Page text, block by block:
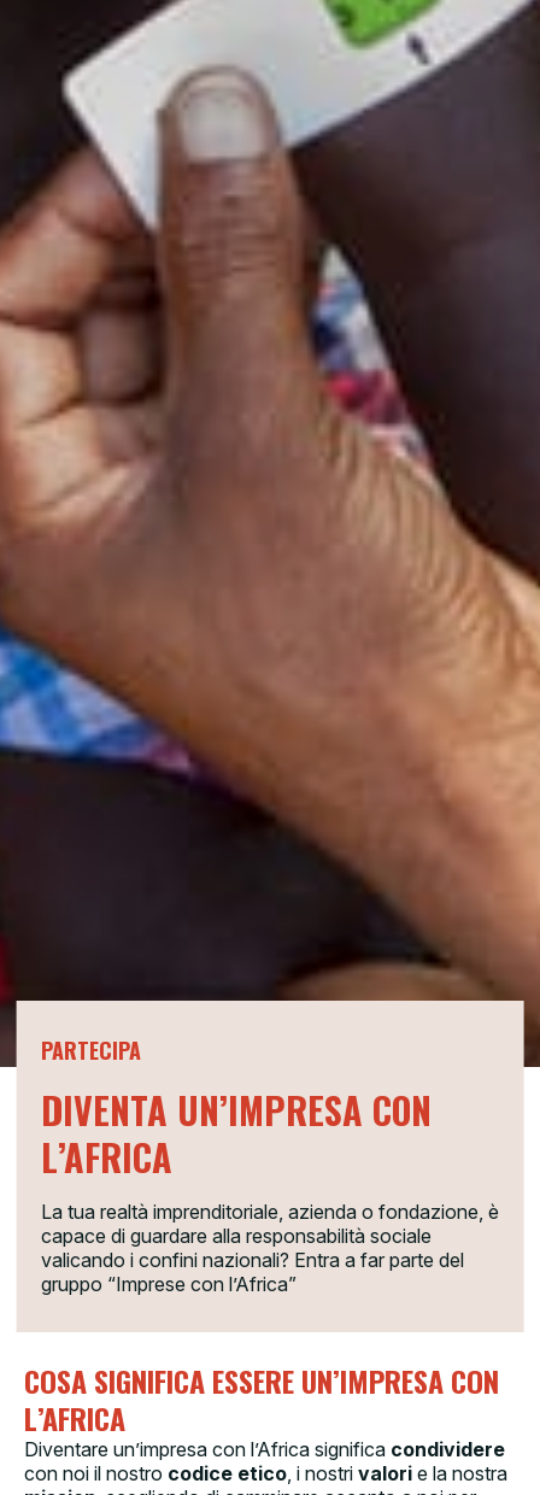
PARTECIPA
DIVENTA UN’IMPRESA CON
L’AFRICA
La tua realtà imprenditoriale, azienda o fondazione, è
capace di guardare alla responsabilità sociale
valicando i confini nazionali? Entra a far parte del
gruppo “Imprese con l’Africa”
COSA SIGNIFICA ESSERE UN’IMPRESA CON
L’AFRICA
Diventare un’impresa con l’Africa significa condividere
con noi il nostro codice etico, i nostri valori e la nostra